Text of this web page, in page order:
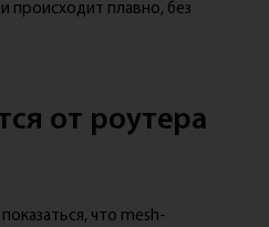
происходит плавно, без
от роутера
что mesh-